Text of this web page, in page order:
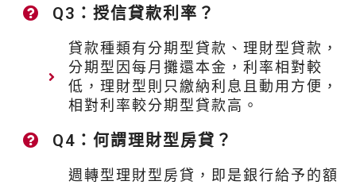
Q3：授信貸款利率？
貸款種類有分期型貸款、理財型貸款，
分期型因每月攤還本金，利率相對較
低，理財型則只繳納利息且動用方便，
相對利率較分期型貸款高。
Q4：何謂理財型房貸？
週轉型理財型房貸，即是銀行給予的額